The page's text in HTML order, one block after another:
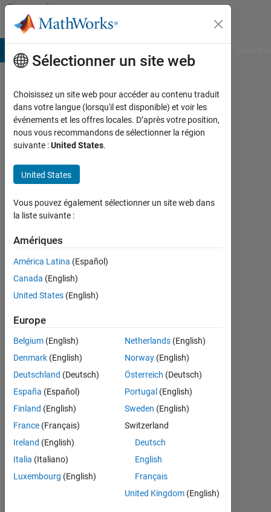
Passer au contenu
Community
Profile
Matthew
Bolyard
Actif
2025
2
Following:
5
Follow
Rocket
MS
Aerospace
(UT
2023)
Afficher
Programming
Languages:
Python,
MATLAB,
Fortran
Spoken
Languages:
English
Professional
Sélectionner un site web
Choisissez un site web pour accéder au contenu traduit
dans votre langue (lorsqu'il est disponible) et voir les
événements et les offres locales. D’après votre position,
nous vous recommandons de sélectionner la région
suivante :United States.
United States
Vous pouvez également sélectionner un site web dans
la liste suivante :
Amériques
América Latina (Español)
Canada (English)
United States (English)
Europe
Belgium (English)
Denmark (English)
Deutschland (Deutsch)
España (Español)
Finland (English)
France (Français)
Ireland (English)
Italia (Italiano)
Luxembourg (English)
Netherlands(English)
Norway(English)
Österreich (Deutsch)
Portugal (English)
Sweden (English)
Switzerland
Deutsch
English
Français
United Kingdom(English)